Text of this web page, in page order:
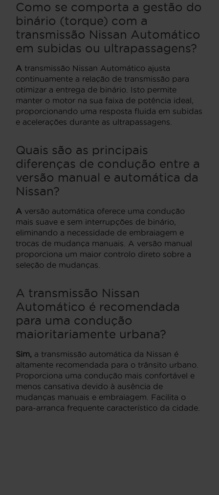
Como se comporta a gestão do
binário (torque) com a
transmissão Nissan Automático
em subidas ou ultrapassagens?
A transmissão Nissan Automático ajusta
continuamente a relação de transmissão para
otimizar a entrega de binário. Isto permite
manter o motor na sua faixa de potência ideal,
proporcionando uma resposta fluida em subidas
e acelerações durante as ultrapassagens.
Quais são as principais
diferenças de condução entre a
versão manual e automática da
Nissan?
A versão automática oferece uma condução
mais suave e sem interrupções de binário,
eliminando a necessidade de embraiagem e
trocas de mudança manuais. A versão manual
proporciona um maior controlo direto sobre a
seleção de mudanças.
A transmissão Nissan
Automático é recomendada
para uma condução
maioritariamente urbana?
Sim, a transmissão automática da Nissan é
altamente recomendada para o trânsito urbano.
Proporciona uma condução mais confortável e
menos cansativa devido à ausência de
mudanças manuais e embraiagem. Facilita o
para-arranca frequente característico da cidade.